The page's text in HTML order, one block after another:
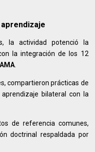
la actividad potenció la
la integración de los 12
compartieron prácticas de
bilateral con la
de referencia comunes,
doctrinal respaldada por